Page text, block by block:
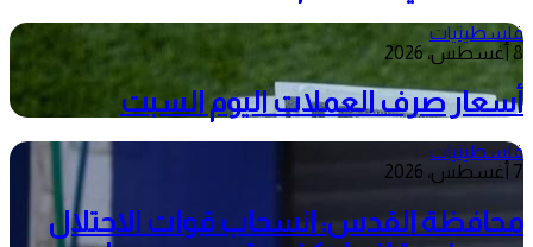
فلسطينيات
8 أغسطس، 2026
أسعار صرف العملات اليوم السبت
فلسطينيات
7 أغسطس، 2026
محافظة القدس: انسحاب قوات الاحتلال